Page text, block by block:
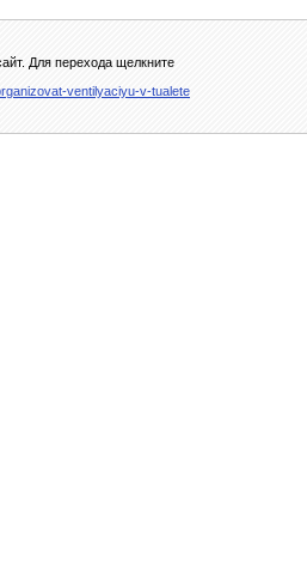
Для перехода щелкните
ventilyaciyu-v-tualete